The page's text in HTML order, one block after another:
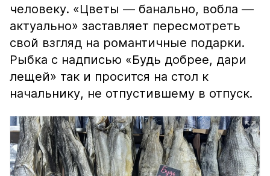
человеку. «Цветы — банально, вобла —
актуально» заставляет пересмотреть
свой взгляд на романтичные подарки.
Рыбка с надписью «Будь добрее, дари
лещей» так и просится на стол к
начальнику, не отпустившему в отпуск.